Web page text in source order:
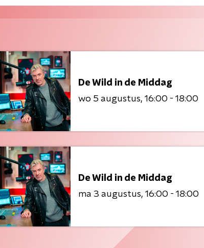
De Wild in de Middag
wo 5 augustus 16:00 - 18:00
De Wild in de Middag
ma 3 augustus 16:00 - 18:00